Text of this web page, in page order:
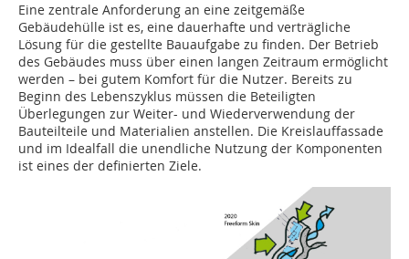
Eine zentrale Anforderung an eine zeitgemäße
Gebäudehülle ist es, eine dauerhafte und verträgliche
Lösung für die gestellte Bauaufgabe zu finden. Der Betrieb
des Gebäudes muss über einen langen Zeitraum ermöglicht
werden – bei gutem Komfort für die Nutzer. Bereits zu
Beginn des Lebenszyklus müssen die Beteiligten
Überlegungen zur Weiter- und Wiederverwendung der
Bauteilteile und Materialien anstellen. Die Kreislauffassade
und im Idealfall die unendliche Nutzung der Komponenten
ist eines der definierten Ziele.